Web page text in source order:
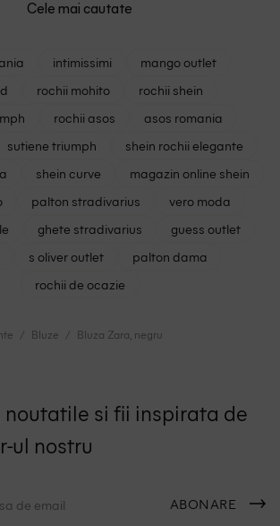
Cele mai cautate
intimissimi
mango outlet
rochii mohito
rochii shein
rochii asos
asos romania
sutiene triumph
shein rochii elegante
shein curve
magazin online shein
palton stradivarius
vero moda
ghete stradivarius
guess outlet
s oliver outlet
palton dama
rochii de ocazie
Bluze Bluza Zara, negru
si fii inspirata de
ul nostru
ABONARE